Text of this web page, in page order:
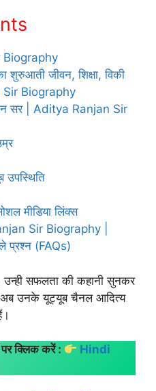
शुरुआती जीवन, शिक्षा, विकी
Biography
सर | Aditya Ranjan Sir
उपस्थिति
मीडिया लिंक्स
Sir Biography |
प्रश्न (FAQs)
उन्ही सफलता की कहानी सुनकर
अब उनके यूट्यूब चैनल आदित्य
क्लिक करें :
Hindi